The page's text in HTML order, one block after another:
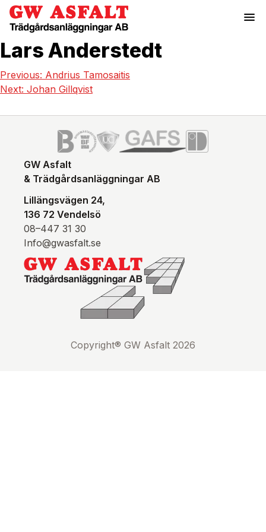
menu
Lars Anderstedt
Previous: Andrius Tamosaitis
Next: Johan Gillqvist
GW Asfalt
& Trädgårdsanläggningar AB
Lillängsvägen 24,
136 72 Vendelsö
08–447 31 30
Info@gwasfalt.se
Copyright® GW Asfalt 2026